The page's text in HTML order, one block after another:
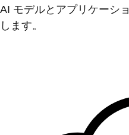
AI モデルとアプリケーシ
します。